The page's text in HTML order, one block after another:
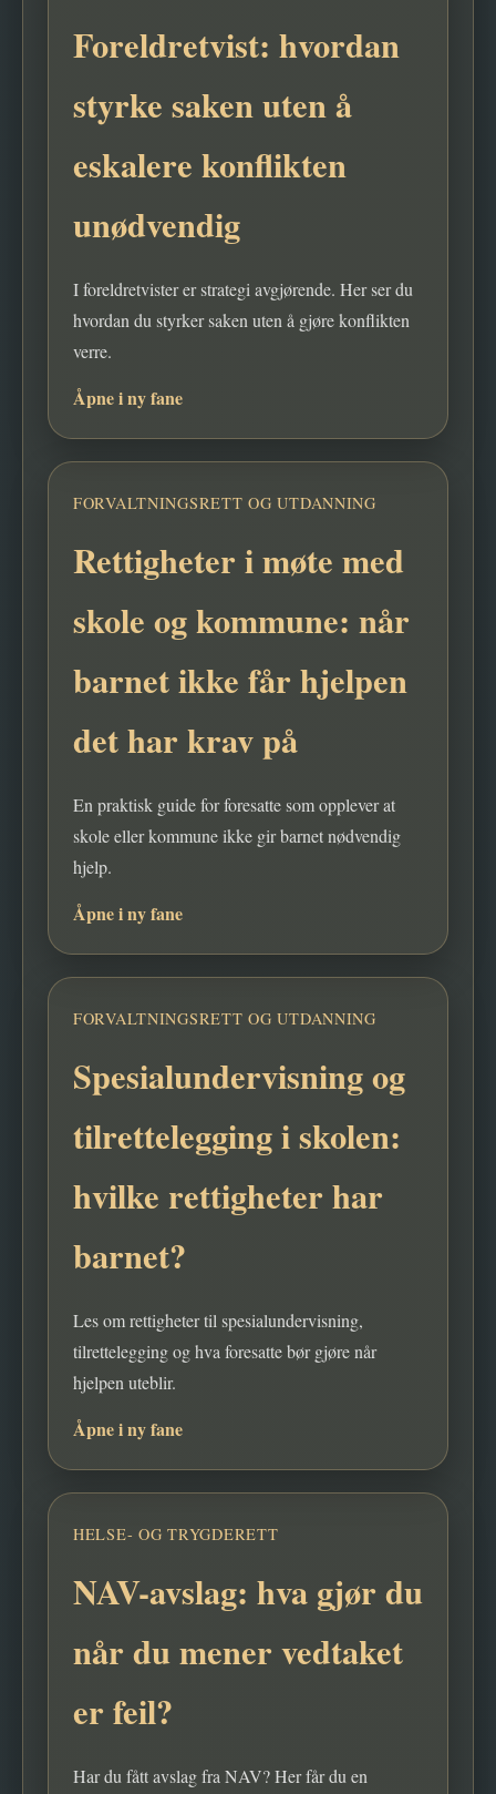
Foreldretvist: hvordan
styrke saken uten å
eskalere konflikten
unødvendig
I foreldretvister er strategi avgjørende. Her ser du
hvordan du styrker saken uten å gjøre konflikten
verre.
Åpne i ny fane
FORVALTNINGSRETT OG UTDANNING
Rettigheter i møte med
skole og kommune: når
barnet ikke får hjelpen
det har krav på
En praktisk guide for foresatte som opplever at
skole eller kommune ikke gir barnet nødvendig
hjelp.
Åpne i ny fane
FORVALTNINGSRETT OG UTDANNING
Spesialundervisning og
tilrettelegging i skolen:
hvilke rettigheter har
barnet?
Les om rettigheter til spesialundervisning,
tilrettelegging og hva foresatte bør gjøre når
hjelpen uteblir.
Åpne i ny fane
HELSE- OG TRYGDERETT
NAV-avslag: hva gjør du
når du mener vedtaket
er feil?
Har du fått avslag fra NAV? Her får du en